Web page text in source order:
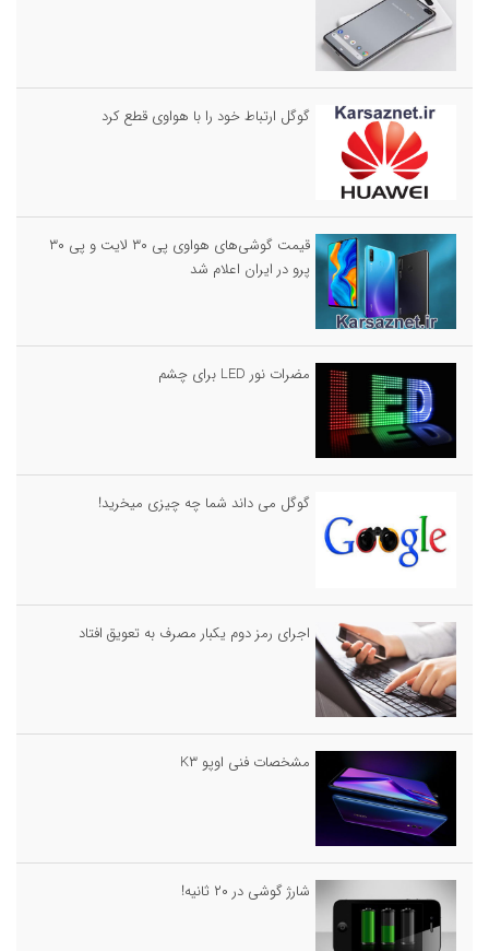
گوگل ارتباط خود را با هواوی قطع کرد
قیمت گوشی‌های هواوی پی ۳۰ لایت و پی ۳۰
پرو در ایران اعلام شد
مضرات نور LED برای چشم
گوگل می داند شما چه چیزی میخرید!
اجرای رمز دوم یکبار مصرف به تعویق افتاد
مشخصات فنی اوپو K۳
شارژ گوشی در ۲۰ ثانیه!